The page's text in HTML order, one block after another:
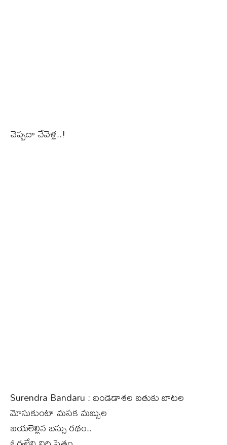
చెప్పదా చేవెళ్ల..!
Surendra Bandaru : బండెడాశల బతుకు బాటల
మోసుకుంటా మసక మబ్బుల
బయలెల్లిన బస్సు రథం..